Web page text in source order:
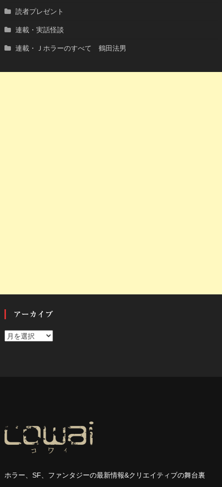
読者プレゼント
連載・実話怪談
連載・Ｊホラーのすべて 鶴田法男
アーカイブ
ア
ホラー、SF 、ファンタジーの最新情報&クリエイティブの舞台裏